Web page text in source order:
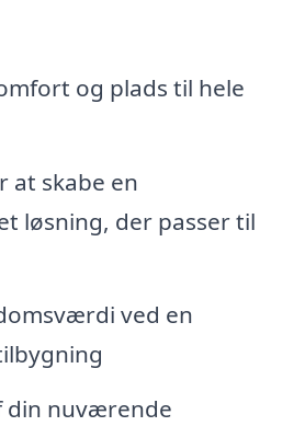
og plads til hele
at skabe en
løsning, der passer til
ved en
din nuværende